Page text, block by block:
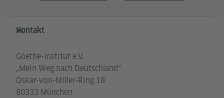
Service- und Informationsbereich
Kontakt
Goethe-Institut e.V.
„Mein Weg nach Deutschland“
Oskar-von-Miller-Ring 18
80333 München